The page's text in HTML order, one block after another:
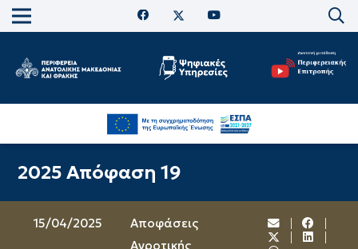
2025 Απόφαση 19
15/04/2025
Αποφάσεις
Αγροτικής